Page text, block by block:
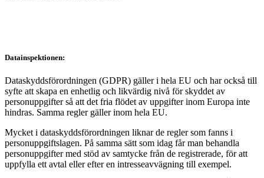
Datainspektionen:
Dataskyddsförordningen (GDPR) gäller i hela EU och har också till
syfte att skapa en enhetlig och likvärdig nivå för skyddet av
personuppgifter så att det fria flödet av uppgifter inom Europa inte
hindras. Samma regler gäller inom hela EU.
Mycket i dataskyddsförordningen liknar de regler som fanns i
personuppgiftslagen. På samma sätt som idag får man behandla
personuppgifter med stöd av samtycke från de registrerade, för att
uppfylla ett avtal eller efter en intresseavvägning till exempel.